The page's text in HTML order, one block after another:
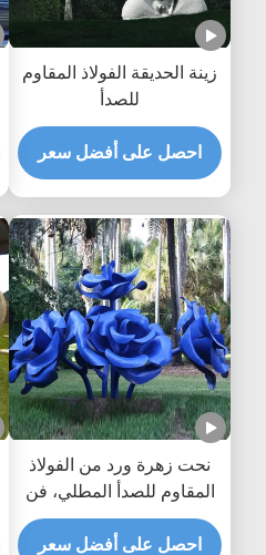
زينة الحديقة الفولاذ المقاوم
للصدأ
احصل على أفضل سعر
نحت زهرة ورد من الفولاذ
المقاوم للصدأ المطلي، فن
عام زخرفي حديث كبير
للحديقة
احصل على أفضل سعر